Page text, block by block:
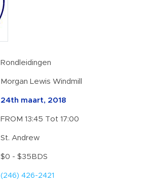
Rondleidingen
Morgan Lewis Windmill
24th maart, 2018
FROM 13:45 Tot 17:00
St. Andrew
$0 - $35BDS
(246) 426-2421